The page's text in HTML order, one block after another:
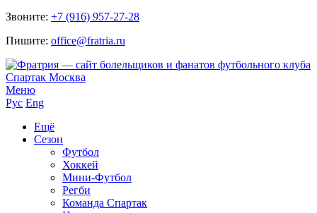
Звоните: +7 (916) 957-27-28
Пишите: office@fratria.ru
Меню
Рус Eng
Ещё
Сезон
Футбол
Хоккей
Мини-Футбол
Регби
Команда Спартак